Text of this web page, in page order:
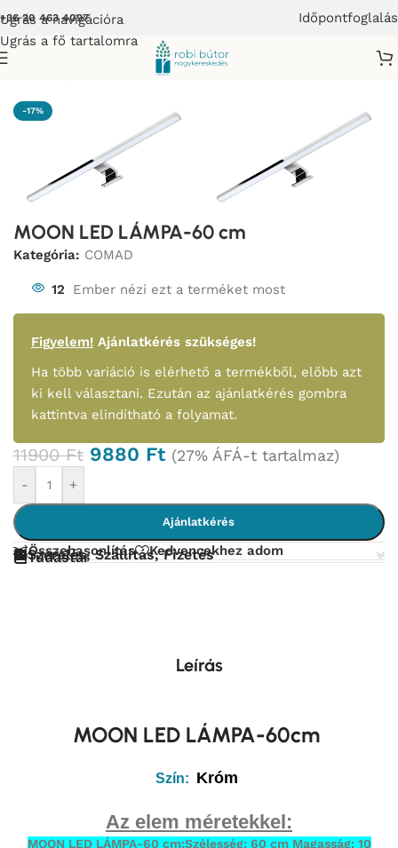
Ugrás a navigációra
Ugrás a fő tartalomra
+36 20 463 4097 Időpontfoglalás
-17%
MOON LED LÁMPA-60 cm
Kategória: COMAD
12 Ember nézi ezt a terméket most
Figyelem! Ajánlatkérés szükséges!
Ha több variáció is elérhető a termékből, előbb azt
ki kell választani. Ezután az ajánlatkérés gombra
kattintva elindítható a folyamat.
11900Ft 9880 Ft (27% ÁFÁ-t tartalmaz)
- +
Ajánlatkérés
Összehasonlítás Kedvencekhez adom
Szerelés, Szállítás, Fizetés
Tudástár
Leírás
MOON LED LÁMPA-60cm
Szín: Króm
Az elem méretekkel:
MOON LED LÁMPA-60 cm:Szélesség: 60 cm Magasság: 10